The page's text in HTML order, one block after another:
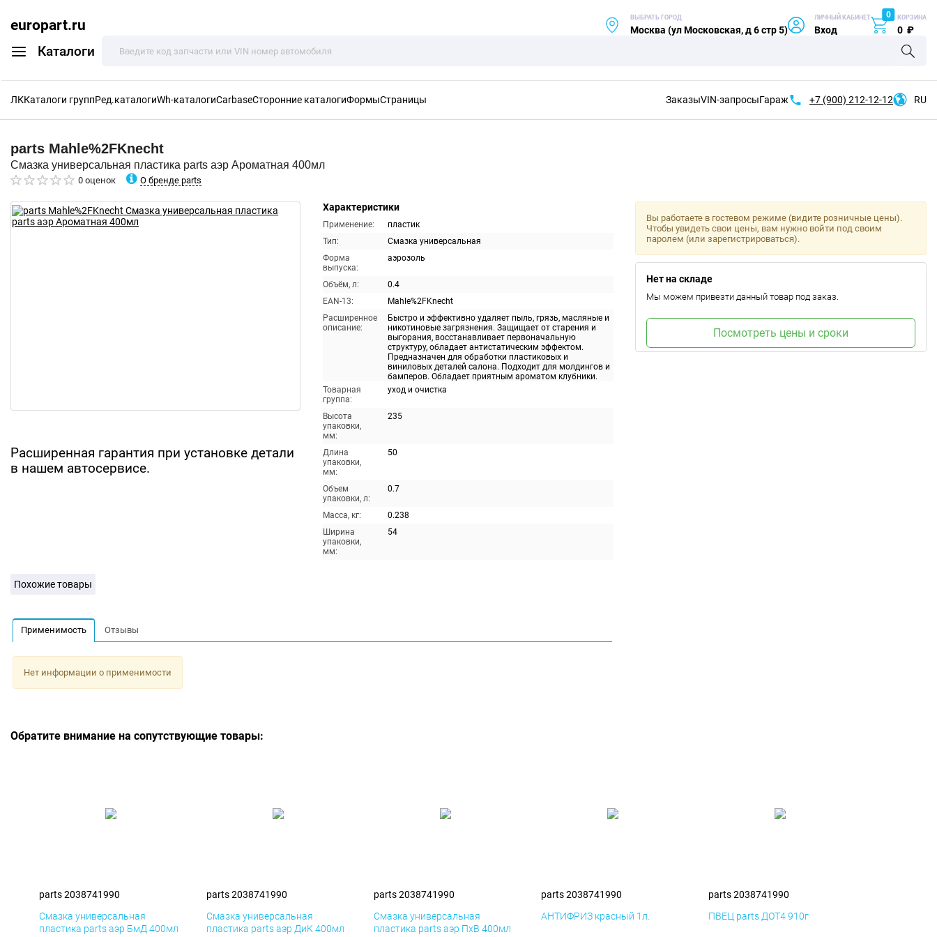
europart.ru
Каталоги
ВЫБРАТЬ ГОРОД
Москва (ул Московская, д 6 стр 5)
ЛИЧНЫЙ КАБИНЕТ
Вход
0 КОРЗИНА
0 ₽
ЛККаталоги группРед.каталогиWh-каталогиCarbaseСторонние каталогиФормыСтраницы ЗаказыVIN-запросыГараж +7 (900) 212-12-12 RU
parts Mahle%2FKnecht
Смазка универсальная пластика parts аэр Ароматная 400мл
0 оценок О бренде parts
Расширенная гарантия при установке детали
в нашем автосервисе.
Характеристики
Применение:
пластик
Тип:
Смазка универсальная
Форма
выпуска:
аэрозоль
Объём, л:
0.4
EAN-13:
Mahle%2FKnecht
Расширенное
описание:
Быстро и эффективно удаляет пыль, грязь, масляные и
никотиновые загрязнения. Защищает от старения и
выгорания, восстанавливает первоначальную
структуру, обладает антистатическим эффектом.
Предназначен для обработки пластиковых и
виниловых деталей салона. Подходит для молдингов и
бамперов. Обладает приятным ароматом клубники.
Товарная
группа:
уход и очистка
Высота
упаковки,
мм:
235
Длина
упаковки,
мм:
50
Объем
упаковки, л:
0.7
Масса, кг:
0.238
Ширина
упаковки,
мм:
54
Вы работаете в гостевом режиме (видите розничные цены).
Чтобы увидеть свои цены, вам нужно войти под своим
паролем (или зарегистрироваться).
Нет на складе
Мы можем привезти данный товар под заказ.
Посмотреть цены и сроки
Похожие товары
Применимость Отзывы
Нет информации о применимости
Обратите внимание на сопутствующие товары:
parts 2038741990
Смазка универсальная
пластика parts аэр БмД 400мл
parts 2038741990
Смазка универсальная
пластика parts аэр ДиК 400мл
parts 2038741990
Смазка универсальная
пластика parts аэр ПхВ 400мл
parts 2038741990
АНТИФРИЗ красный 1л.
parts 2038741990
ПВЕЦ parts ДОТ4 910г